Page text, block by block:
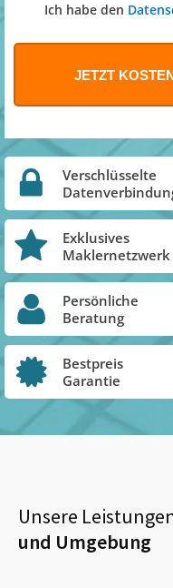
Ich habe den
Verschlüsselte
Exklusives
Maklernetzwerk
Persönliche
Beratung
Bestpreis
Garantie
Unsere
und Umgebung